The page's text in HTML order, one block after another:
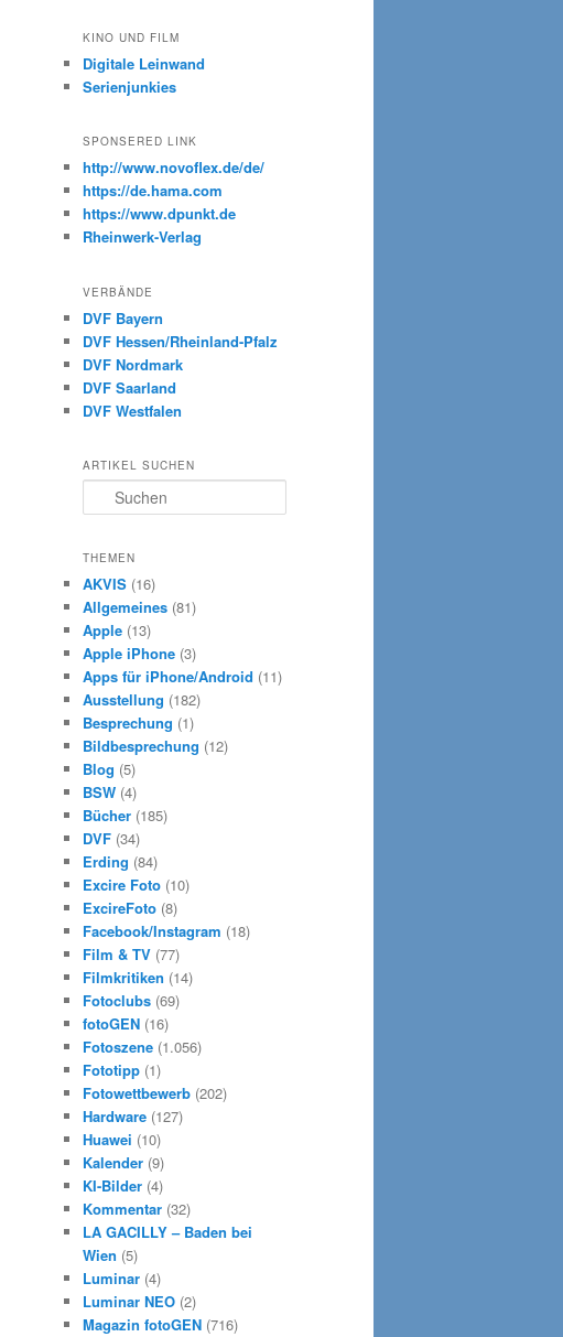
KINO UND FILM
Digitale Leinwand
Serienjunkies
SPONSERED LINK
http://www.novoflex.de/de/
https://de.hama.com
https://www.dpunkt.de
Rheinwerk-Verlag
VERBÄNDE
DVF Bayern
DVF Hessen/Rheinland-Pfalz
DVF Nordmark
DVF Saarland
DVF Westfalen
ARTIKEL SUCHEN
u
h
n
THEMEN
AKVIS (16)
Allgemeines (81)
Apple (13)
Apple iPhone (3)
Apps für iPhone/Android (11)
Ausstellung (182)
Besprechung (1)
Bildbesprechung (12)
Blog (5)
BSW (4)
Bücher (185)
DVF (34)
Erding (84)
Excire Foto (10)
ExcireFoto (8)
Facebook/Instagram (18)
Film & TV (77)
Filmkritiken (14)
Fotoclubs (69)
fotoGEN (16)
Fotoszene (1.056)
Fototipp (1)
Fotowettbewerb (202)
Hardware (127)
Huawei (10)
Kalender (9)
KI-Bilder (4)
Kommentar (32)
LA GACILLY – Baden bei
Wien (5)
Luminar (4)
Luminar NEO (2)
Magazin fotoGEN (716)